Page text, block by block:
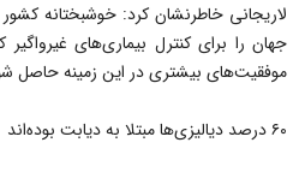
لاریجانی خاطرنشان کرد: خوشبختانه
جهان را برای کنترل بیماری‌های
موفقیت‌های بیشتری در این زمینه حاصل
۶۰ درصد دیالیزی‌ها مبتلا به دیابت بوده‌اند